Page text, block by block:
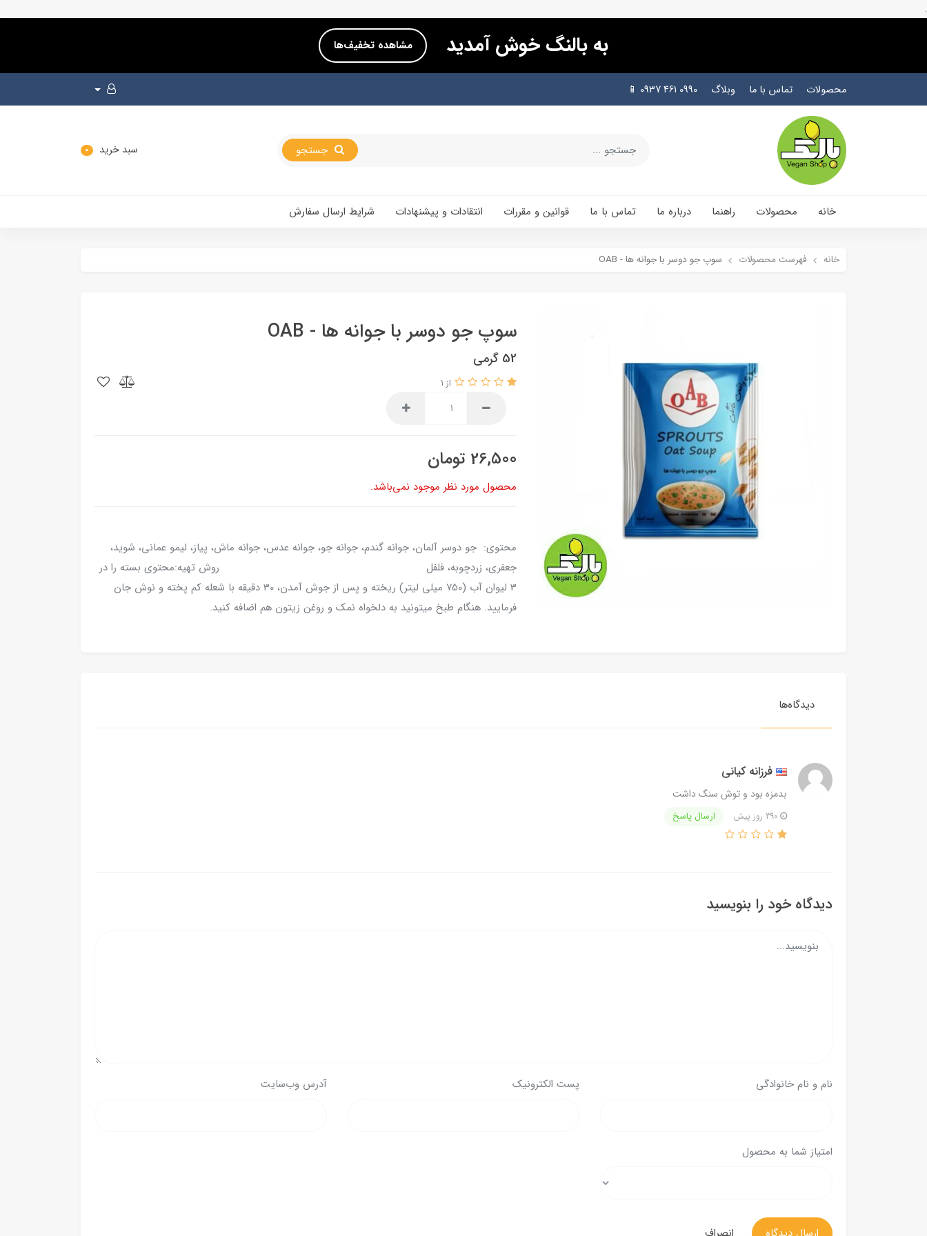
.
به بالنگ خوش آمدید مشاهده تخفیف‌ها
محصولات تماس با ما وبلاگ 0990 461 0937 📱
سبد خرید 0
خانه محصولات راهنما درباره ما تماس با ما قوانین و مقررات انتقادات و پیشنهادات شرایط ارسال سفارش
خانه فهرست محصولات سوپ جو دوسر با جوانه ها - OAB
سوپ جو دوسر با جوانه ها - OAB
52 گرمی
از 1
26,500 تومان
محصول مورد نظر موجود نمی‌باشد.
محتوی: جو دوسر آلمان، جوانه گندم، جوانه جو، جوانه عدس، جوانه ماش، پیاز، لیمو عمانی، شوید،
جعفری، زردچوبه، فلفل روش تهیه:محتوی بسته را در
3 لیوان آب (750 میلی لیتر) ریخته و پس از جوش آمدن، 30 دقیقه با شعله کم پخته و نوش جان
فرمایید. هنگام طبخ میتونید به دلخواه نمک و روغن زیتون هم اضافه کنید.
دیدگاه‌ها
فرزانه کیانی
بدمزه بود و توش سنگ داشت
ارسال پاسخ
دیدگاه خود را بنویسید
نام و نام خانوادگی پست الکترونیک آدرس وب‌سایت
امتیاز شما به محصول